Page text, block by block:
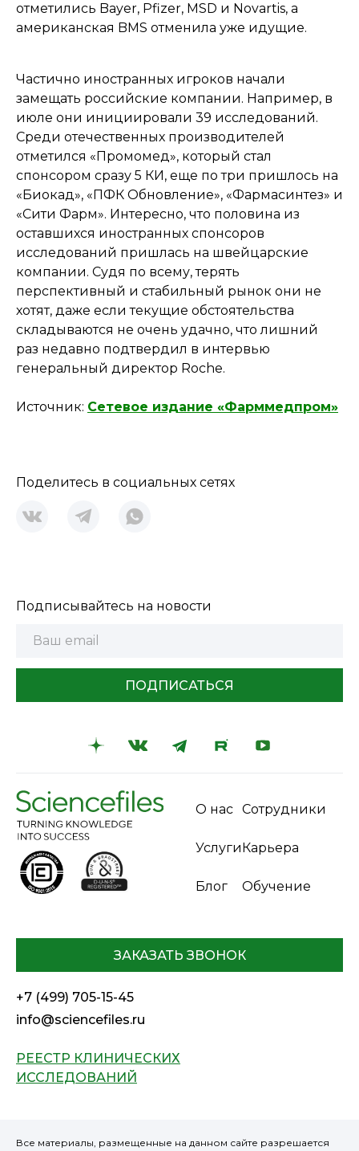
Поделитесь в социальных сетях
отметились Bayer, Pfizer, MSD и Novartis, а
американская BMS отменила уже идущие.
Частично иностранных игроков начали
замещать российские компании. Например, в
июле они инициировали 39 исследований.
Среди отечественных производителей
отметился «Промомед», который стал
спонсором сразу 5 КИ, еще по три пришлось на
«Биокад», «ПФК Обновление», «Фармасинтез» и
«Сити Фарм». Интересно, что половина из
оставшихся иностранных спонсоров
исследований пришлась на швейцарские
компании. Судя по всему, терять
перспективный и стабильный рынок они не
хотят, даже если текущие обстоятельства
складываются не очень удачно, что лишний
раз недавно подтвердил в интервью
генеральный директор Roche.
Источник: Сетевое издание «Фарммедпром»
Подписывайтесь на новости
ПОДПИСАТЬСЯ
О нас
Услуги
Блог
Сотрудники
Карьера
Обучение
ЗАКАЗАТЬ ЗВОНОК
+7 (499) 705-15-45
info@sciencefiles.ru
РЕЕСТР КЛИНИЧЕСКИХ
ИССЛЕДОВАНИЙ
Все материалы, размещенные на данном сайте разрешается